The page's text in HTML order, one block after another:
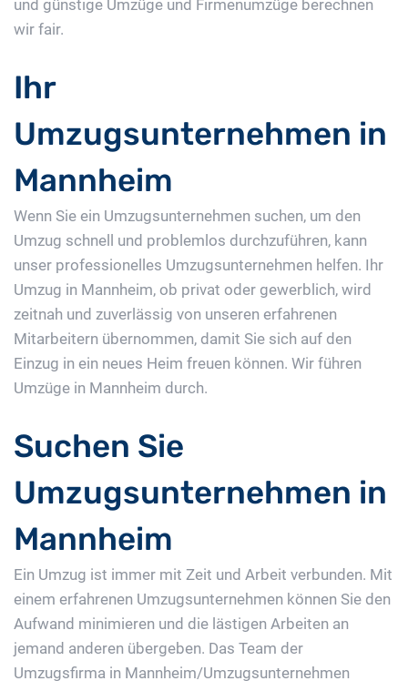
und günstige Umzüge und Firmenumzüge berechnen
wir fair.
Ihr
Umzugsunternehmen in
Mannheim
Wenn Sie ein Umzugsunternehmen suchen, um den
Umzug schnell und problemlos durchzuführen, kann
unser professionelles Umzugsunternehmen helfen. Ihr
Umzug in Mannheim, ob privat oder gewerblich, wird
zeitnah und zuverlässig von unseren erfahrenen
Mitarbeitern übernommen, damit Sie sich auf den
Einzug in ein neues Heim freuen können. Wir führen
Umzüge in Mannheim durch.
Suchen Sie
Umzugsunternehmen in
Mannheim
Ein Umzug ist immer mit Zeit und Arbeit verbunden. Mit
einem erfahrenen Umzugsunternehmen können Sie den
Aufwand minimieren und die lästigen Arbeiten an
jemand anderen übergeben. Das Team der
Umzugsfirma in Mannheim/Umzugsunternehmen